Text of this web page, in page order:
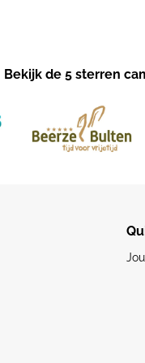
Bekijk de 5 sterren